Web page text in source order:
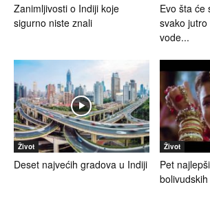
Zanimljivosti o Indiji koje
sigurno niste znali
Evo šta će
svako
vode...
Život
Deset najvećih gradova u Indiji
Život
Pet